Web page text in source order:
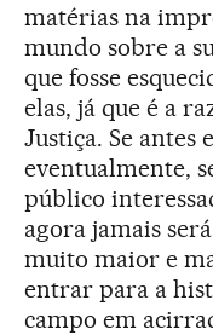
matérias na
mundo sobre a
que fosse
elas, já que é a
Justiça. Se antes
eventualmente,
público
agora jamais
muito maior e
entrar para a
campo em